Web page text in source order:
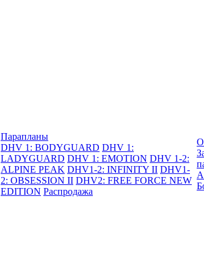
Парапланы
DHV 1: BODYGUARD DHV 1:
LADYGUARD DHV 1: EMOTION DHV 1-2:
ALPINE PEAK DHV1-2: INFINITY II DHV1-
2: OBSESSION II DHV2: FREE FORCE NEW
EDITION Распродажа